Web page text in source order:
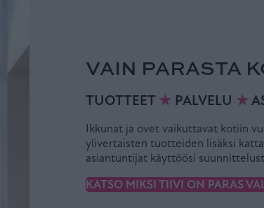
VAIN PARASTA
TUOTTEET ★ PALVELU ★
Ikkunat ja ovet vaikuttavat kotiin
ylivertaisten tuotteiden lisäksi
asiantuntijat käyttöösi
KATSO MIKSI TIIVI ON PARAS